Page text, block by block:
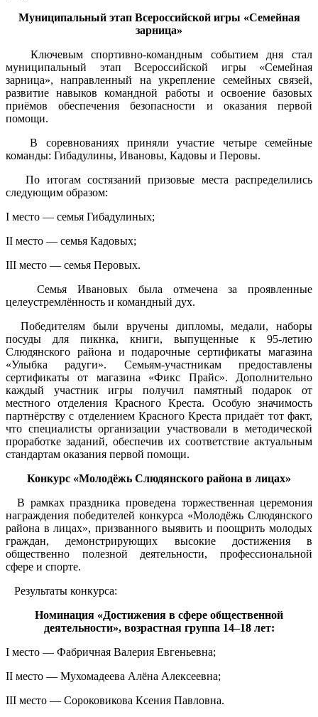
Муниципальный этап Всероссийской игры «Семейная
зарница»
Ключевым спортивно-командным событием дня стал
муниципальный этап Всероссийской игры «Семейная
зарница», направленный на укрепление семейных связей,
развитие навыков командной работы и освоение базовых
приёмов обеспечения безопасности и оказания первой
помощи.
В соревнованиях приняли участие четыре семейные
команды: Гибадулины, Ивановы, Кадовы и Перовы.
По итогам состязаний призовые места распределились
следующим образом:
I место — семья Гибадулиных;
II место — семья Кадовых;
III место — семья Перовых.
Семья Ивановых была отмечена за проявленные
целеустремлённость и командный дух.
Победителям были вручены дипломы, медали, наборы
посуды для пикнка, книги, выпущенные к 95-летию
Слюдянского района и подарочные сертификаты магазина
«Улыбка радуги». Семьям‑участникам предоставлены
сертификаты от магазина «Фикс Прайс». Дополнительно
каждый участник игры получил памятный подарок от
местного отделения Красного Креста. Особую значимость
партнёрству с отделением Красного Креста придаёт тот факт,
что специалисты организации участвовали в методической
проработке заданий, обеспечив их соответствие актуальным
стандартам оказания первой помощи.
Конкурс «Молодёжь Слюдянского района в лицах»
В рамках праздника проведена торжественная церемония
награждения победителей конкурса «Молодёжь Слюдянского
района в лицах», призванного выявить и поощрить молодых
граждан, демонстрирующих высокие достижения в
общественно полезной деятельности, профессиональной
сфере и спорте.
Результаты конкурса:
Номинация «Достижения в сфере общественной
деятельности», возрастная группа 14–18 лет:
I место — Фабричная Валерия Евгеньевна;
II место — Мухомадеева Алёна Алексеевна;
III место — Сороковикова Ксения Павловна.